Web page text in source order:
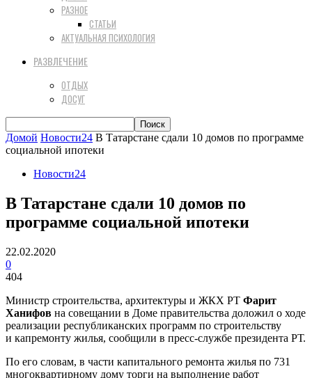
РАЗНОЕ
СТАТЬИ
АКТУАЛЬНАЯ ПСИХОЛОГИЯ
РАЗВЛЕЧЕНИЕ
ОТДЫХ
ДОСУГ
Домой Новости24 В Татарстане сдали 10 домов по программе
социальной ипотеки
Новости24
В Татарстане сдали 10 домов по
программе социальной ипотеки
22.02.2020
0
404
Министр строительства, архитектуры и ЖКХ РТ Фарит
Ханифов на совещании в Доме правительства доложил о ходе
реализации республиканских программ по строительству
и капремонту жилья, сообщили в пресс-службе президента РТ.
По его словам, в части капитального ремонта жилья по 731
многоквартирному дому торги на выполнение работ